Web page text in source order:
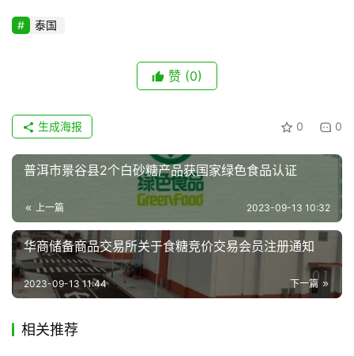
业
链
销
储
运
泰国
赞 (0)
0 0
生成海报
普洱市景谷县2个白砂糖产品获国家绿色食品认证
上一篇 2023-09-13 10:32
华商储备商品交易所关于食糖竞价交易会员注册通知
下一篇
2023-09-13 11:44
相关推荐